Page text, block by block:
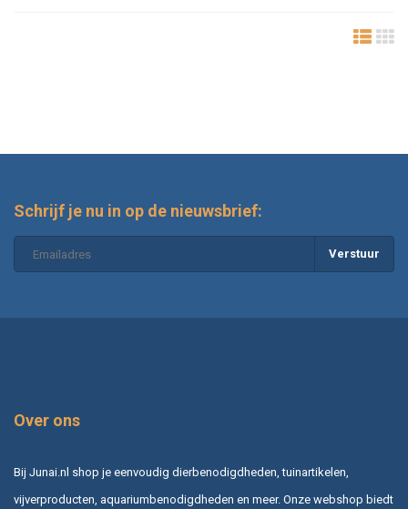
Schrijf je nu in op de nieuwsbrief:
Verstuur
Over ons
Bij Junai.nl shop je eenvoudig dierbenodigdheden, tuinartikelen,
vijverproducten, aquariumbenodigdheden en meer. Onze webshop biedt